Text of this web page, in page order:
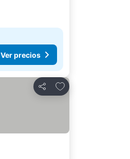
Ver precios
Compartir
Agregar a favoritos